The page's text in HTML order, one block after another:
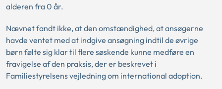
alderen fra 0 år.
Nævnet fandt ikke, at den omstændighed, at ansøgerne
havde ventet med at indgive ansøgning indtil de øvrige
børn følte sig klar til flere søskende kunne medføre en
fravigelse af den praksis, der er beskrevet i
Familiestyrelsens vejledning om international adoption.